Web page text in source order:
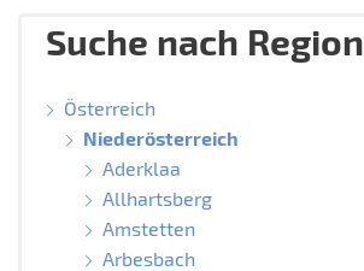
Suche nach Region
Österreich
Niederösterreich
Aderklaa
Allhartsberg
Amstetten
Arbesbach